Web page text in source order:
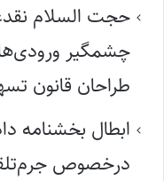
حجت السلام
چشمگیر
طراحان قانون
ابطال بخشنامه
درخصوص